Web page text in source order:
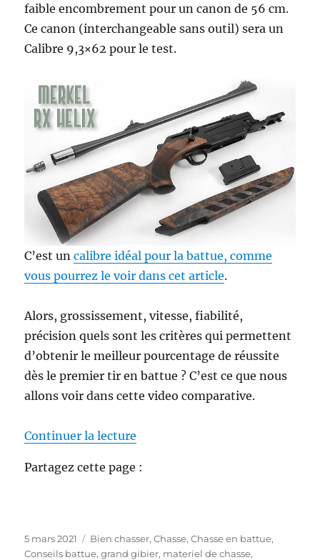
faible encombrement pour un canon de 56 cm.
Ce canon (interchangeable sans outil) sera un
Calibre 9,3×62 pour le test.
C’est uncalibre idéal pour la battue, comme
vous pourrez le voir dans cet article.
Alors, grossissement, vitesse, fiabilité,
précision quels sont les critères qui permettent
d’obtenir le meilleur pourcentage de réussite
dès le premier tir en battue ? C’est ce que nous
allons voir dans cette video comparative.
Continuer la lecture
Partagez cette page :
P
u
5 mars 2021
C
a
Bien chasser,Chasse,Chasse en battue,
Conseils battue,grand gibier, materiel de chasse,